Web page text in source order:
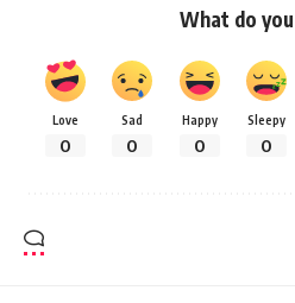
What do
Love
0
Sad
0
Happy
0
Sleepy
0